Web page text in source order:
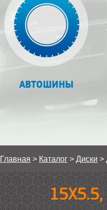
АВТОШИНЫ
Главная > Каталог > Диски >